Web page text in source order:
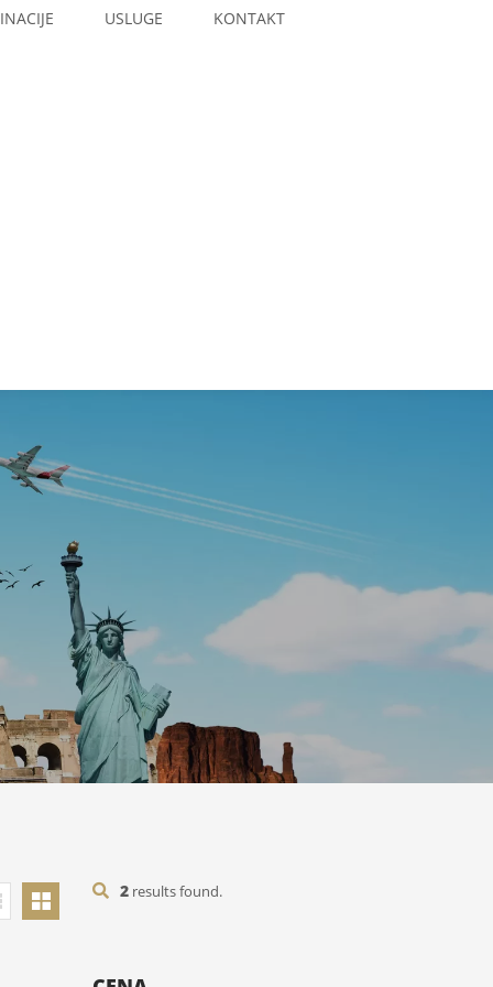
USLUGE KONTAKT
2results found.